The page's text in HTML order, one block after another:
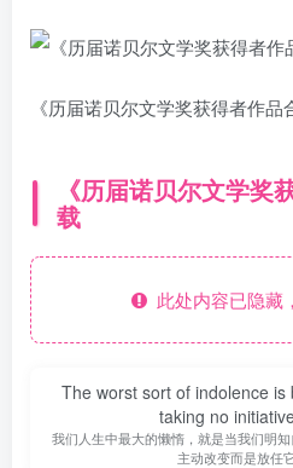
《历届诺贝尔文学奖获得者作品
《历届诺贝尔文学奖
载
此处内容已隐藏
The worst sort of indolence
taking no
我们人生中最大的懒惰，就是当我们明
主动改变而是放任